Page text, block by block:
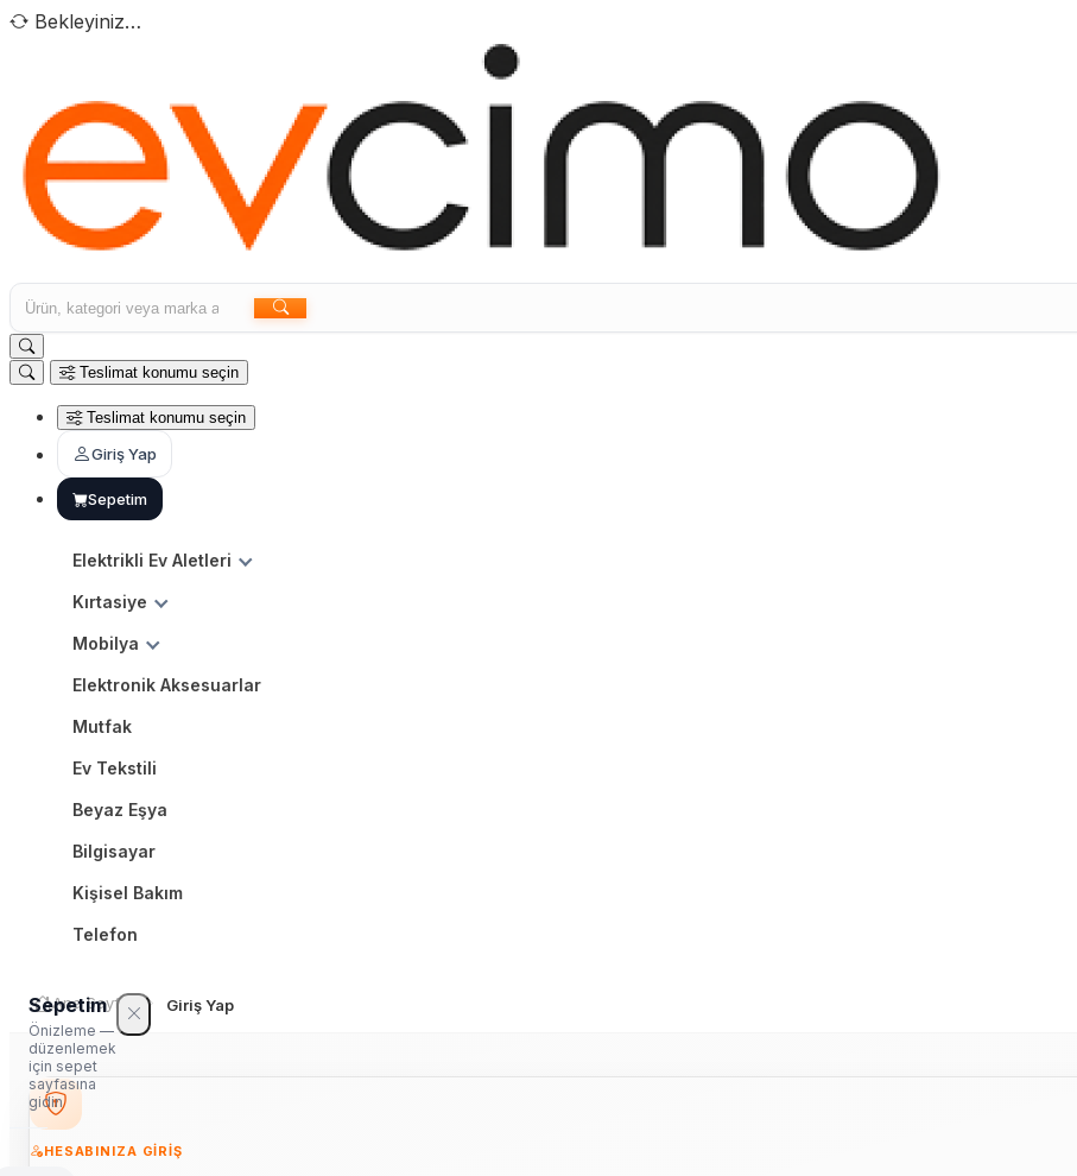
Bekleyiniz…
Teslimat konumu seçin
Teslimat konumu seçin
Giriş Yap
Sepetim
Elektrikli Ev Aletleri
Kırtasiye
Mobilya
Elektronik Aksesuarlar
Mutfak
Ev Tekstili
Beyaz Eşya
Bilgisayar
Kişisel Bakım
Telefon
Sepetim
Önizleme —
düzenlemek
için sepet
sayfasına
gidin
Ana Sayfa Giriş Yap
HESABINIZA GIRIŞ